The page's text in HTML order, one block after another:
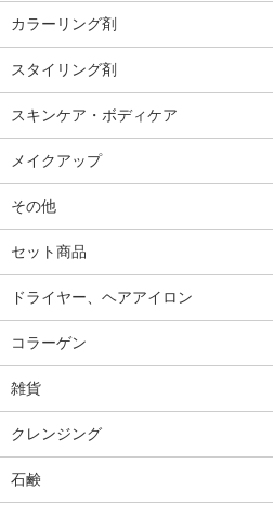
カラーリング剤
スタイリング剤
スキンケア・ボディケア
メイクアップ
その他
セット商品
ドライヤー、ヘアアイロン
コラーゲン
雑貨
クレンジング
石鹸